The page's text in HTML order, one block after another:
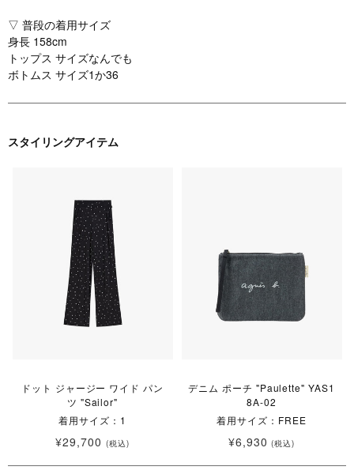
▽ 普段の着用サイズ
身長 158cm
トップス サイズなんでも
ボトムス サイズ1か36
スタイリングアイテム
ドット ジャージー ワイド パン
ツ "Sailor"
着用サイズ：1
¥29,700 (税込)
デニム ポーチ "Paulette" YAS1
8A-02
着用サイズ：FREE
¥6,930(税込)